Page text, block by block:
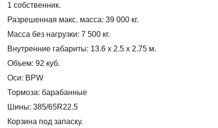
1 собственник.
Разрешенная макс. масса: 39 000 кг.
Масса без нагрузки: 7 500 кг.
Внутренние габариты: 13.6 х 2.5 х 2.75 м.
Объем: 92 куб.
Оси: BPW
Тормоза: барабанные
Шины: 385/65R22.5
Корзина под запаску.